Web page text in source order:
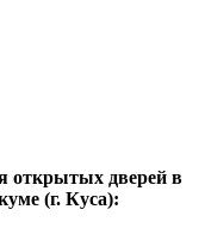
дверей в
(г. Куса):